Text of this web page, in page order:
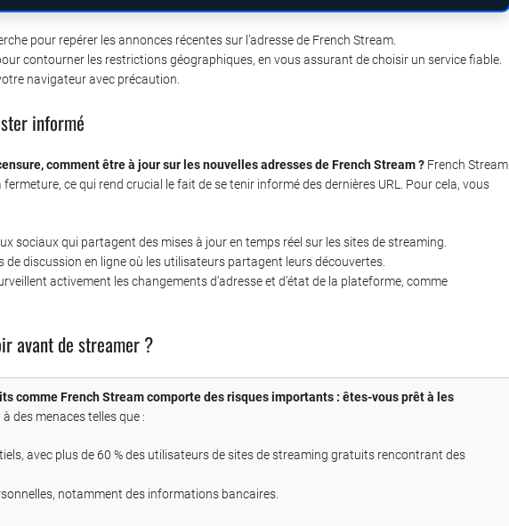
pour repérer les annonces récentes sur l’adresse de French Stream.
contourner les restrictions géographiques, en vous assurant de choisir un service fiable.
navigateur avec précaution.
informé
comment être à jour sur les nouvelles adresses de French Stream ? French Stream
ce qui rend crucial le fait de se tenir informé des dernières URL. Pour cela, vous
sociaux qui partagent des mises à jour en temps réel sur les sites de streaming.
de discussion en ligne où les utilisateurs partagent leurs découvertes.
activement les changements d’adresse et d’état de la plateforme, comme
avant de streamer ?
comme French Stream comporte des risques importants : êtes-vous prêt à les
des menaces telles que :
avec plus de 60 % des utilisateurs de sites de streaming gratuits rencontrant des
notamment des informations bancaires.